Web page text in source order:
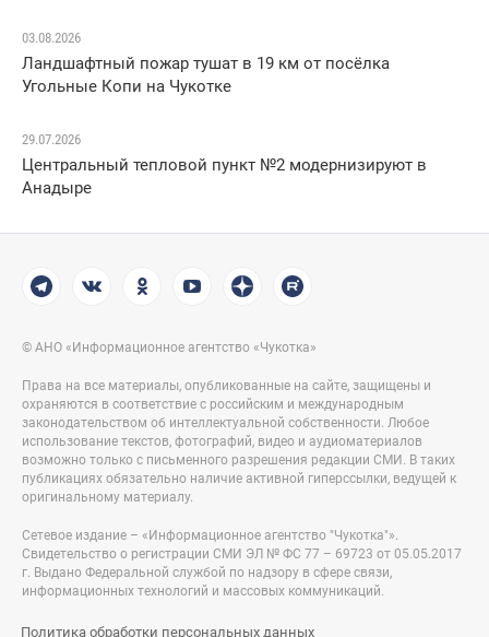
03.08.2026
Ландшафтный пожар тушат в 19 км от посёлка
Угольные Копи на Чукотке
29.07.2026
Центральный тепловой пункт №2 модернизируют в
Анадыре
© АНО «Информационное агентство «Чукотка»
Права на все материалы, опубликованные на сайте, защищены и
охраняются в соответствие с российским и международным
законодательством об интеллектуальной собственности. Любое
использование текстов, фотографий, видео и аудиоматериалов
возможно только с письменного разрешения редакции СМИ. В таких
публикациях обязательно наличие активной гиперссылки, ведущей к
оригинальному материалу.
Сетевое издание – «Информационное агентство "Чукотка"».
Свидетельство о регистрации СМИ ЭЛ № ФС 77 – 69723 от 05.05.2017
г. Выдано Федеральной службой по надзору в сфере связи,
информационных технологий и массовых коммуникаций.
Политика обработки персональных данных